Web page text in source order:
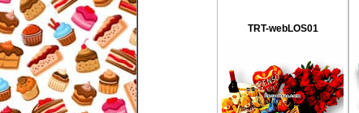
TRT-webLOS01